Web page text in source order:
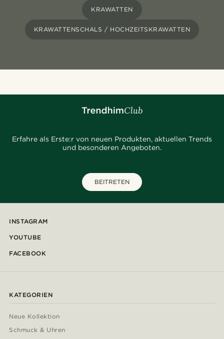
KRAWATTEN
KRAWATTENSCHALS / HOCHZEITSKRAWATTEN
Erfahre als Erste:r von neuen Produkten, aktuellen Trends
und besonderen Angeboten.
BEITRETEN
INSTAGRAM
YOUTUBE
FACEBOOK
KATEGORIEN
Neue Kollektion
Schmuck & Uhren